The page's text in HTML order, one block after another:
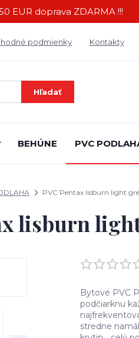
EUR doprava ZDARMA !!!
podmienky Kontakty
Hľadať
BEHÚNE PVC
PVC Pentax lisburn light
lisburn
Bytové PVC
podčiarknu
stredne